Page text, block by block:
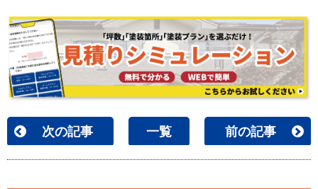
次の記事 一覧 前の記事